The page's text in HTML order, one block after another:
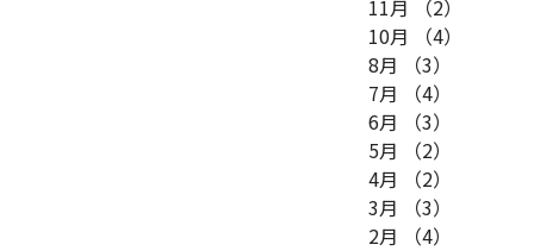
11月
（2）
10月
（4）
8月
（3）
7月
（4）
6月
（3）
5月
（2）
4月
（2）
3月
（3）
2月
（4）